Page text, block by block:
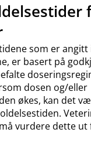
som er angitt
er basert på
dosen og​/​eller
økes, kan det
vurdere dette